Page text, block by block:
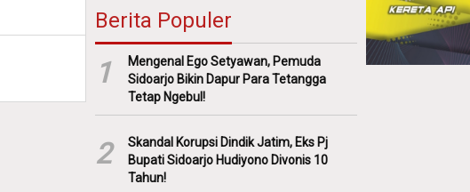
Berita Populer
1
Mengenal Ego Setyawan, Pemuda
Sidoarjo Bikin Dapur Para Tetangga
Tetap Ngebul!
2
Skandal Korupsi Dindik Jatim, Eks Pj
Bupati Sidoarjo Hudiyono Divonis 10
Tahun!